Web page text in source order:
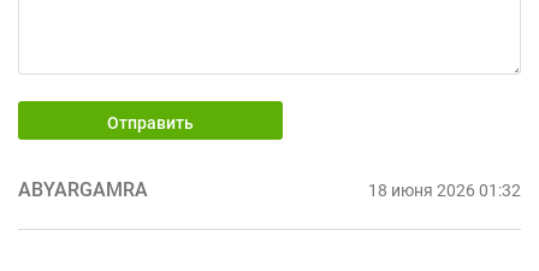
Отправить
ABYARGAMRA 18 июня 2026 01:32